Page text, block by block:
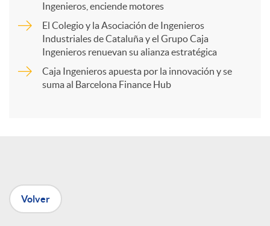
r
n
Ingenieros, enciende motores
El Colegio y la Asociación de Ingenieros
Industriales de Cataluña y el Grupo Caja
Ingenieros renuevan su alianza estratégica
Caja Ingenieros apuesta por la innovación y se
suma al Barcelona Finance Hub
Volver